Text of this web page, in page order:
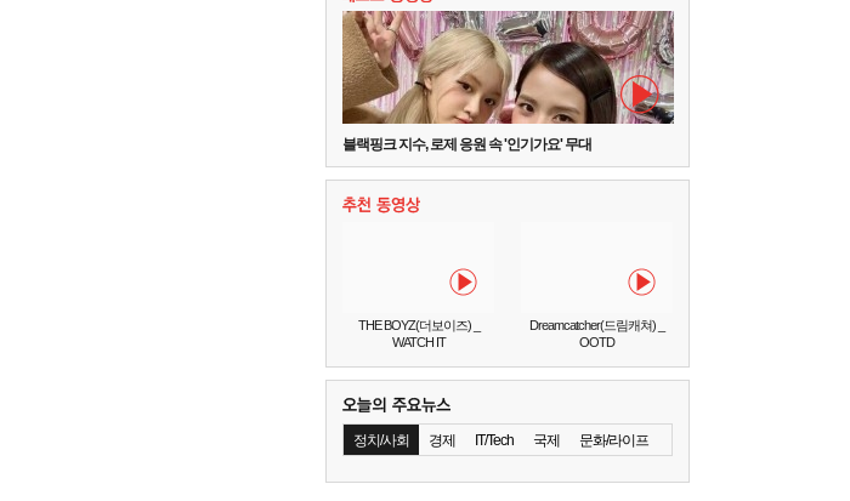
블랙핑크 지수, 로제 응원 속 '인기가요' 무대
THE BOYZ(더보이즈) _
WATCH IT
Dreamcatcher(드림캐쳐) _
OOTD
정치/사회 경제 IT/Tech 국제 문화/라이프